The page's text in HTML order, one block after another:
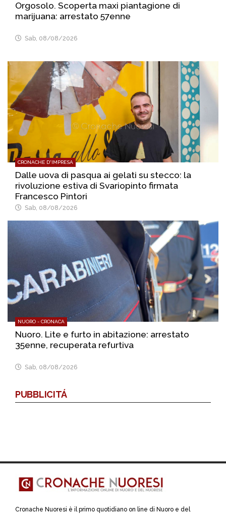
Orgosolo. Scoperta maxi piantagione di
marijuana: arrestato 57enne
Sab, 08/08/2026
CRONACHE D'IMPRESA
Dalle uova di pasqua ai gelati su stecco: la
rivoluzione estiva di Svariopinto firmata
Francesco Pintori
Sab, 08/08/2026
NUORO - CRONACA
Nuoro. Lite e furto in abitazione: arrestato
35enne, recuperata refurtiva
Sab, 08/08/2026
PUBBLICITÁ
Cronache Nuoresi è il primo quotidiano on line di Nuoro e del